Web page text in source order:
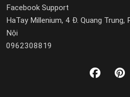
Facebook Support
HaTay Millenium, 4 Đ. Quang Trung,
Nội
0962308819